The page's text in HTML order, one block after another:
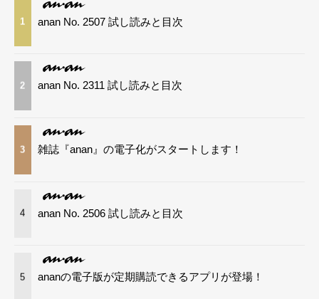
1 anan No. 2507 試し読みと目次
2 anan No. 2311 試し読みと目次
3 雑誌『anan』の電子化がスタートします！
4 anan No. 2506 試し読みと目次
5 ananの電子版が定期購読できるアプリが登場！